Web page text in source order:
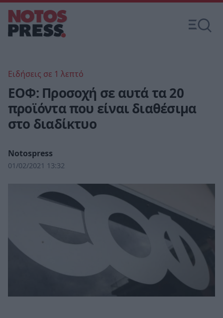
Ειδήσεις σε 1 λεπτό
ΕΟΦ: Προσοχή σε αυτά τα 20
προϊόντα που είναι διαθέσιμα
στο διαδίκτυο
Notospress
01/02/2021 13:32